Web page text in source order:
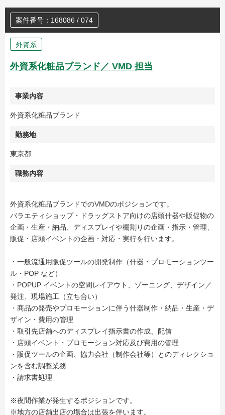
案件番号：168086 / 074
外資系
外資系化粧品ブランド／ VMD 担当
事業内容
外資系化粧品ブランド
勤務地
東京都
職務内容
外資系化粧品ブランドでのVMDのポジションです。
バラエティショップ・ドラッグストア向けの店頭什器や販促物の
企画・生産・納品、ディスプレイや棚割りの企画・指示・管理、
販促・店頭イベントの企画・対応・実行を行います。
・一般流通用販促ツールの開発制作（什器・プロモーションツー
ル・POP など）
・POPUP イベントの空間レイアウト、ゾーニング、デザイン／
発注、現場施工（立ち合い）
・商品の発売やプロモーションに伴う什器制作・納品・生産・デ
ザイン・費用の管理
・取引先店舗へのディスプレイ指示書の作成、配信
・店頭イベント・プロモーション対応及び費用の管理
・販促ツールの企画、協力会社（制作会社等）とのディレクショ
ンを含む調整業務
・請求書処理
※夜間作業が発生するポジションです。
※地方の店舗出店の場合は出張を伴います。